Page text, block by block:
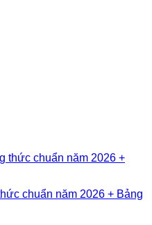
chuẩn năm 2026 + Bảng